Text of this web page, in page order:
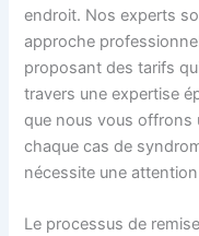
endroit. Nos experts
approche
proposant des tarifs
travers une expertise
que nous vous offrons
chaque cas de
nécessite une
Le processus de